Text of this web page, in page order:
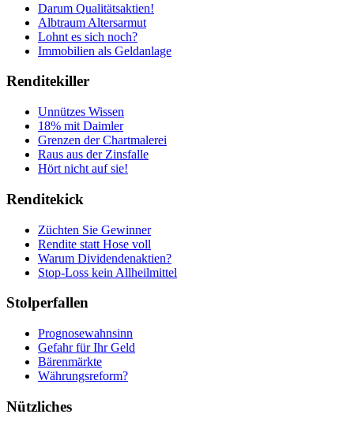
Darum Qualitätsaktien!
Albtraum Altersarmut
Lohnt es sich noch?
Immobilien als Geldanlage
Renditekiller
Unnützes Wissen
18% mit Daimler
Grenzen der Chartmalerei
Raus aus der Zinsfalle
Hört nicht auf sie!
Renditekick
Züchten Sie Gewinner
Rendite statt Hose voll
Warum Dividendenaktien?
Stop-Loss kein Allheilmittel
Stolperfallen
Prognosewahnsinn
Gefahr für Ihr Geld
Bärenmärkte
Währungsreform?
Nützliches